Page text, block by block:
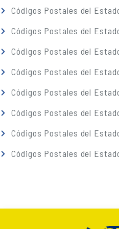
Códigos Postales del
Códigos Postales del
Códigos Postales del
Códigos Postales del
Códigos Postales del
Códigos Postales del
Códigos Postales del
Códigos Postales del